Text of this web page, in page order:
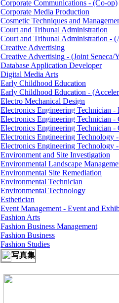
Corporate Communications - (Co-op)
Corporate Media Production
Cosmetic Techniques and
Court and Tribunal Administration
Court and Tribunal Administration -
Creative Advertising
Creative Advertising - (Joint Seneca/
Database Application Developer
Digital Media Arts
Early Childhood Education
Early Childhood Education -
Electro Mechanical Design
Electronics Engineering Technician -
Electronics Engineering Technician -
Electronics Engineering Technician -
Electronics Engineering Technology
Electronics Engineering Technology
Environment and Site Investigation
Environmental Landscape
Environmental Site Remediation
Environmental Technician
Environmental Technology
Esthetician
Event Management - Event and
Fashion Arts
Fashion Business Management
Fashion Business
Fashion Studies
写真集